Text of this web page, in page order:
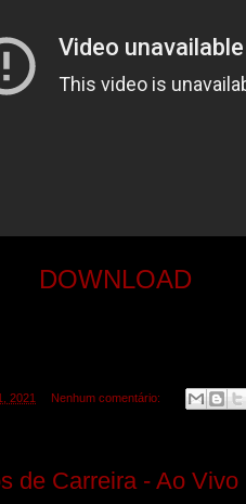
DOWNLOAD
2021 Nenhum comentário:
de Carreira - Ao Vivo